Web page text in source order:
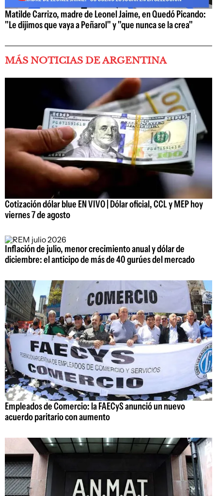
Matilde Carrizo, madre de Leonel Jaime, en Quedó Picando:
"Le dijimos que vaya a Peñarol" y "que nunca se la crea"
MÁS NOTICIAS DE ARGENTINA
Cotización dólar blue EN VIVO | Dólar oficial, CCL y MEP hoy
viernes 7 de agosto
Inflación de julio, menor crecimiento anual y dólar de
diciembre: el anticipo de más de 40 gurúes del mercado
Empleados de Comercio: la FAECyS anunció un nuevo
acuerdo paritario con aumento